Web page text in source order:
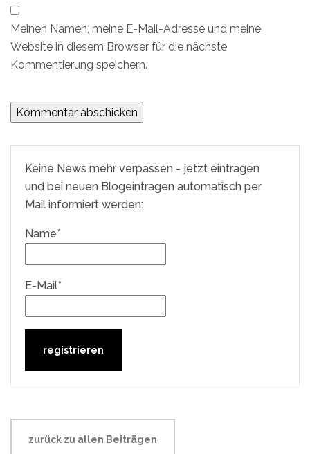
Meinen Namen, meine E-Mail-Adresse und meine
Website in diesem Browser für die nächste
Kommentierung speichern.
Keine News mehr verpassen - jetzt eintragen
und bei neuen Blogeintragen automatisch per
Mail informiert werden:
Name*
E-Mail*
zurück zu allen Beiträgen